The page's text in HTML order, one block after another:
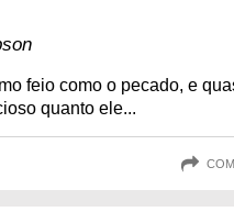
feio como o pecado, e
quanto ele...